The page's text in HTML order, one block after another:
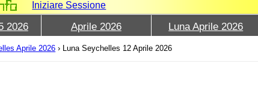
Iniziare Sessione
2026 Aprile 2026 Luna Aprile 2026
Aprile 2026 › Luna Seychelles 12 Aprile 2026